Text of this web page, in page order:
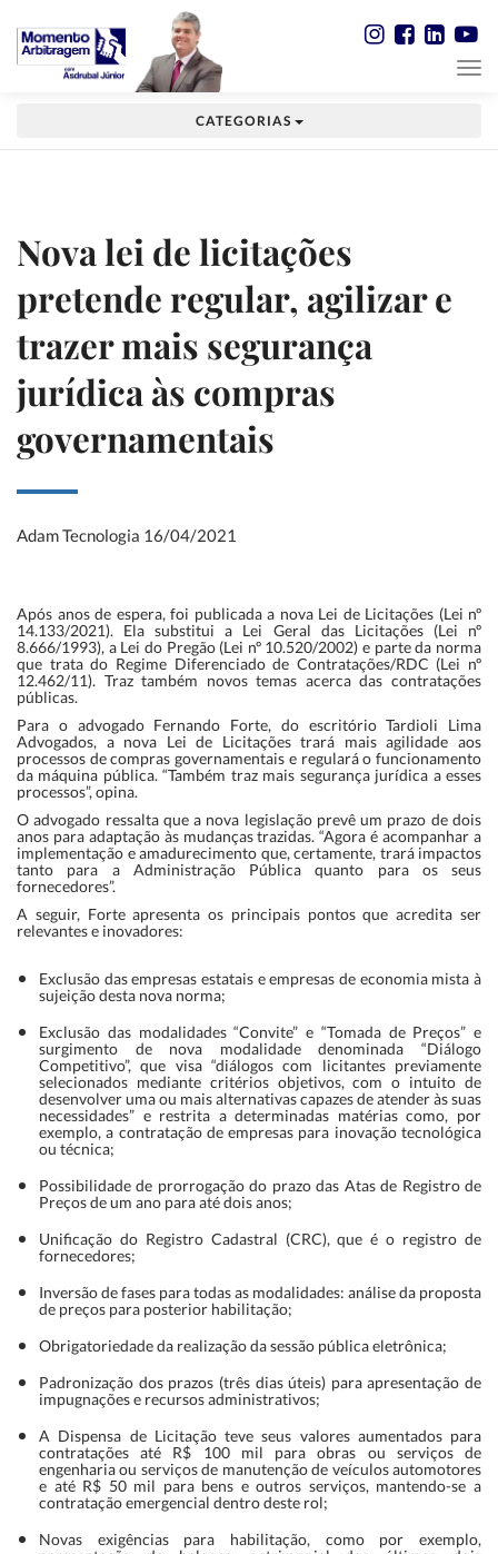
CATEGORIAS
Nova lei de licitações
pretende regular, agilizar e
trazer mais segurança
jurídica às compras
governamentais
Adam Tecnologia 16/04/2021
Após anos de espera, foi publicada a nova Lei de Licitações (Lei nº
14.133/2021). Ela substitui a Lei Geral das Licitações (Lei nº
8.666/1993), a Lei do Pregão (Lei nº 10.520/2002) e parte da norma
que trata do Regime Diferenciado de Contratações/RDC (Lei nº
12.462/11). Traz também novos temas acerca das contratações
públicas.
Para o advogado Fernando Forte, do escritório Tardioli Lima
Advogados, a nova Lei de Licitações trará mais agilidade aos
processos de compras governamentais e regulará o funcionamento
da máquina pública. “Também traz mais segurança jurídica a esses
processos”, opina.
O advogado ressalta que a nova legislação prevê um prazo de dois
anos para adaptação às mudanças trazidas. “Agora é acompanhar a
implementação e amadurecimento que, certamente, trará impactos
tanto para a Administração Pública quanto para os seus
fornecedores”.
A seguir, Forte apresenta os principais pontos que acredita ser
relevantes e inovadores:
Exclusão das empresas estatais e empresas de economia mista à
sujeição desta nova norma;
Exclusão das modalidades “Convite” e “Tomada de Preços” e
surgimento de nova modalidade denominada “Diálogo
Competitivo”, que visa “diálogos com licitantes previamente
selecionados mediante critérios objetivos, com o intuito de
desenvolver uma ou mais alternativas capazes de atender às suas
necessidades” e restrita a determinadas matérias como, por
exemplo, a contratação de empresas para inovação tecnológica
ou técnica;
Possibilidade de prorrogação do prazo das Atas de Registro de
Preços de um ano para até dois anos;
Unificação do Registro Cadastral (CRC), que é o registro de
fornecedores;
Inversão de fases para todas as modalidades: análise da proposta
de preços para posterior habilitação;
Obrigatoriedade da realização da sessão pública eletrônica;
Padronização dos prazos (três dias úteis) para apresentação de
impugnações e recursos administrativos;
A Dispensa de Licitação teve seus valores aumentados para
contratações até R$ 100 mil para obras ou serviços de
engenharia ou serviços de manutenção de veículos automotores
e até R$ 50 mil para bens e outros serviços, mantendo-se a
contratação emergencial dentro deste rol;
Novas exigências para habilitação, como por exemplo,